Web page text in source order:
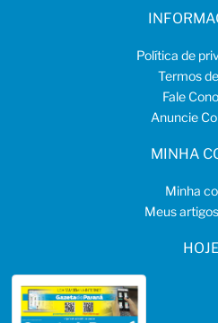
Política de
Termos
Fale
Anuncie
MINHA
Minha
Meus